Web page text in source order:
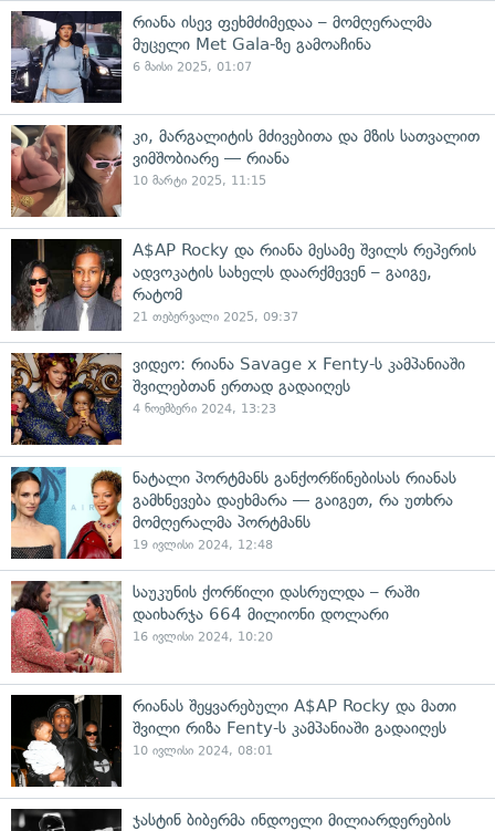
რიანა ისევ ფეხმძიმედაა – მომღერალმა
მუცელი Met Gala-ზე გამოაჩინა
6 მაისი 2025, 01:07
კი, მარგალიტის მძივებითა და მზის სათვალით
ვიმშობიარე — რიანა
10 მარტი 2025, 11:15
A$AP Rocky და რიანა მესამე შვილს რეპერის
ადვოკატის სახელს დაარქმევენ – გაიგე,
რატომ
21 თებერვალი 2025, 09:37
ვიდეო: რიანა Savage x Fenty-ს კამპანიაში
შვილებთან ერთად გადაიღეს
4 ნოემბერი 2024, 13:23
ნატალი პორტმანს განქორწინებისას რიანას
გამხნევება დაეხმარა — გაიგეთ, რა უთხრა
მომღერალმა პორტმანს
19 ივლისი 2024, 12:48
საუკუნის ქორწილი დასრულდა – რაში
დაიხარჯა 664 მილიონი დოლარი
16 ივლისი 2024, 10:20
რიანას შეყვარებული A$AP Rocky და მათი
შვილი რიზა Fenty-ს კამპანიაში გადაიღეს
10 ივლისი 2024, 08:01
ჯასტინ ბიბერმა ინდოელი მილიარდერების